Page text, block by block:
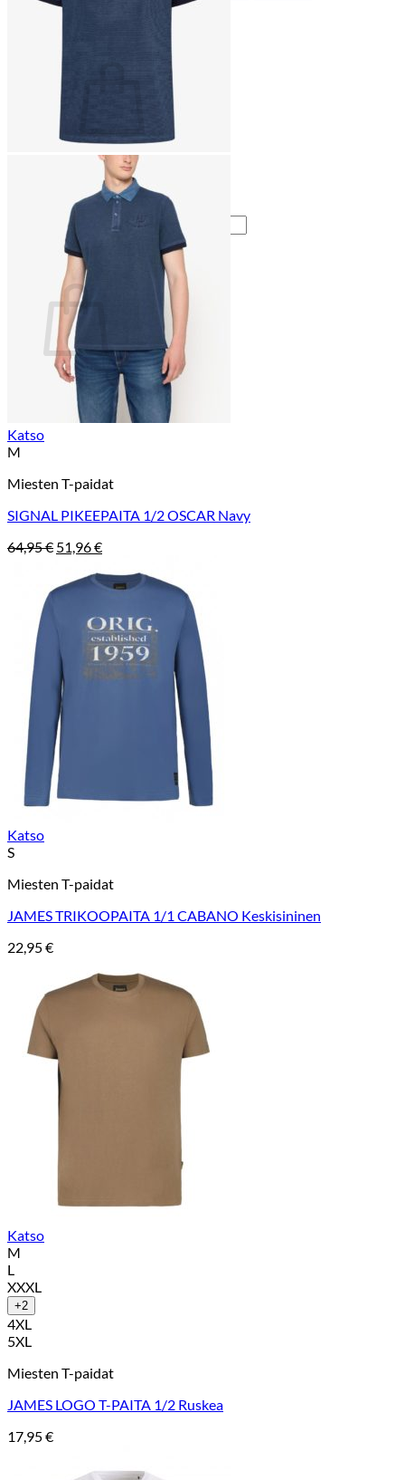
Kirjaudu
Ostoskori on tyhjä.
Takaisin kauppaan
Ostoskori
Ostoskori on tyhjä.
Takaisin kauppaan
Katso
M
Miesten T-paidat
SIGNAL PIKEEPAITA 1/2 OSCAR Navy
64,95€ Alkuperäinen
oli:
51,96€Nykyinen
on:
Katso
S
Miesten T-paidat
JAMES TRIKOOPAITA 1/1 CABANO Keskisininen
22,95€
Katso
M
L
XXXL
+2
4XL
5XL
Miesten T-paidat
JAMES LOGO T-PAITA 1/2 Ruskea
17,95€